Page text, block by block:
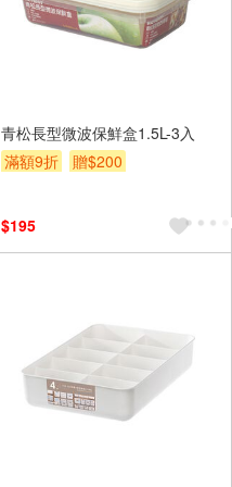
青松長型微波保鮮盒1.5L-3入
滿額9折
贈$200
$195